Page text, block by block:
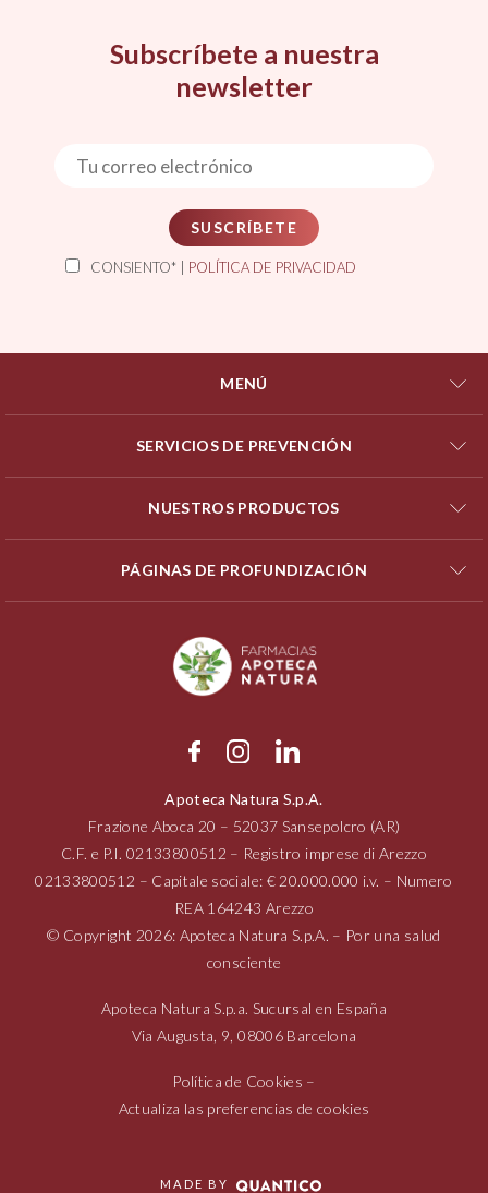
Subscríbete a nuestra
newsletter
SUSCRÍBETE
CONSIENTO* | POLÍTICA DE PRIVACIDAD
MENÚ
SERVICIOS DE PREVENCIÓN
NUESTROS PRODUCTOS
PÁGINAS DE PROFUNDIZACIÓN
Apoteca Natura S.p.A.
Frazione Aboca 20 – 52037 Sansepolcro (AR)
C.F. e P.I.02133800512 – Registro imprese di Arezzo
02133800512 – Capitale sociale: € 20.000.000 i.v. – Numero
REA 164243 Arezzo
© Copyright 2026: Apoteca Natura S.p.A. – Por una salud
consciente
Apoteca Natura S.p.a. Sucursal en España
Via Augusta, 9, 08006Barcelona
Política de Cookies –
Actualiza las preferencias de cookies
MADE BY